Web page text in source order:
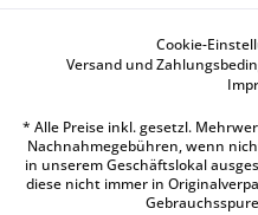
Cookie-
Versand und
* Alle Preise inkl. gesetzl.
Nachnahmegebühren, wenn
in unserem Geschäftslokal
diese nicht immer in